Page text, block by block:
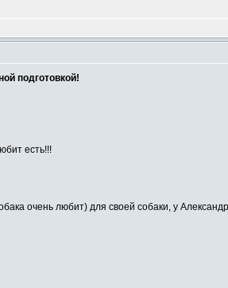
подготовкой!
есть!!!
очень любит) для своей собаки, у